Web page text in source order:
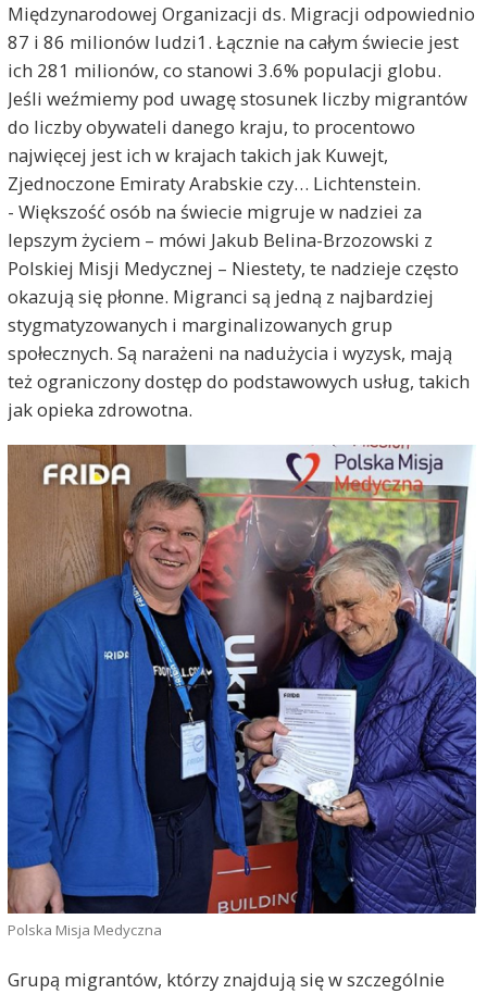
Międzynarodowej Organizacji ds. Migracji odpowiednio
87 i 86 milionów ludzi1. Łącznie na całym świecie jest
ich 281 milionów, co stanowi 3.6% populacji globu.
Jeśli weźmiemy pod uwagę stosunek liczby migrantów
do liczby obywateli danego kraju, to procentowo
najwięcej jest ich w krajach takich jak Kuwejt,
Zjednoczone Emiraty Arabskie czy… Lichtenstein.
- Większość osób na świecie migruje w nadziei za
lepszym życiem – mówi Jakub Belina-Brzozowski z
Polskiej Misji Medycznej – Niestety, te nadzieje często
okazują się płonne. Migranci są jedną z najbardziej
stygmatyzowanych i marginalizowanych grup
społecznych. Są narażeni na nadużycia i wyzysk, mają
też ograniczony dostęp do podstawowych usług, takich
jak opieka zdrowotna.
Polska Misja Medyczna
Grupą migrantów, którzy znajdują się w szczególnie